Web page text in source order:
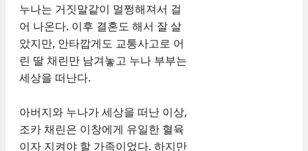
누나는 거짓말같이 멀쩡해져서 걸
어 나온다. 이후 결혼도 해서 잘 살
았지만, 안타깝게도 교통사고로 어
린 딸 채린만 남겨놓고 누나 부부는
세상을 떠난다.
아버지와 누나가 세상을 떠난 이상,
조카 채린은 이창에게 유일한 혈육
이자 지켜야 할 가족이었다. 하지만